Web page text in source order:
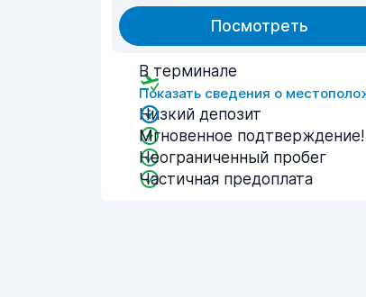
Посмотреть
В терминале
Показать сведения о
Низкий депозит
Мгновенное подтверждение!
Неограниченный пробег
Частичная предоплата